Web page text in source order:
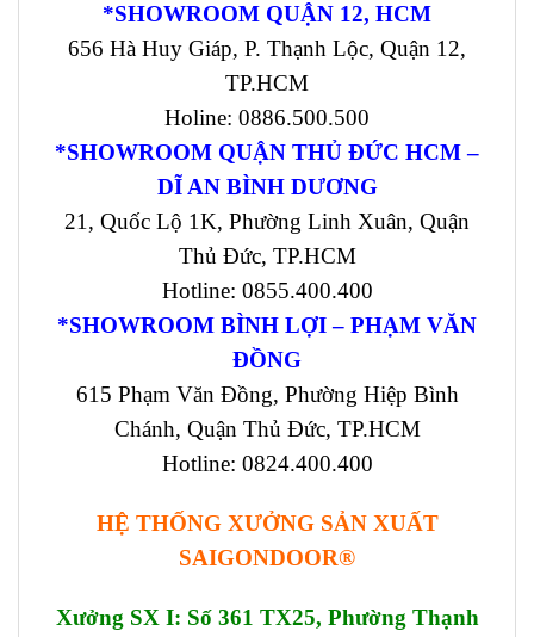
*SHOWROOM QUẬN 12, HCM
656 Hà Huy Giáp, P. Thạnh Lộc, Quận 12,
TP.HCM
Holine: 0886.500.500
*SHOWROOM QUẬN THỦ ĐỨC HCM –
DĨ AN BÌNH DƯƠNG
21, Quốc Lộ 1K, Phường Linh Xuân, Quận
Thủ Đức, TP.HCM
Hotline: 0855.400.400
*SHOWROOM BÌNH LỢI – PHẠM VĂN
ĐỒNG
615 Phạm Văn Đồng, Phường Hiệp Bình
Chánh, Quận Thủ Đức, TP.HCM
Hotline: 0824.400.400
HỆ THỐNG XƯỞNG SẢN XUẤT
SAIGONDOOR®
Xưởng SX I: Số 361 TX25, Phường Thạnh